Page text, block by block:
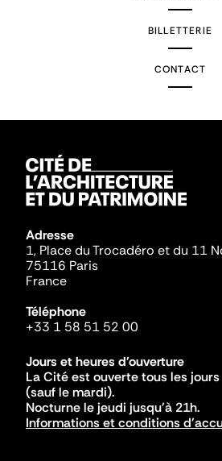
BILLETTERIE
CONTACT
Adresse
1, Place du Trocadéro et du 11
75116 Paris
France
Téléphone
+33 1 58 51 52 00
Jours et heures d'ouverture
La Cité est ouverte tous les
(sauf le mardi).
Nocturne le jeudi jusqu'à 21h.
Informations et conditions